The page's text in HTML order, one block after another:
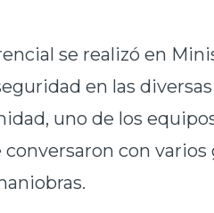
se realizó en
en las
uno de los
con